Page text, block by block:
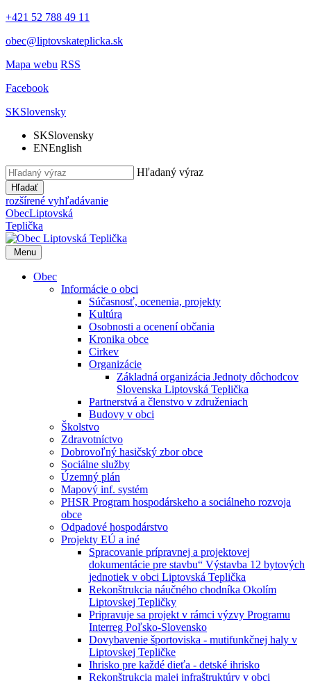
+421 52 788 49 11
obec@liptovskateplicka.sk
Mapa webu RSS
Facebook
SKSlovensky
SKSlovensky
ENEnglish
Hľadaný výraz
Hľadať
rozšírené vyhľadávanie
ObecLiptovská
Teplička
Menu
Obec
Informácie o obci
Súčasnosť, ocenenia, projekty
Kultúra
Osobnosti a ocenení občania
Kronika obce
Cirkev
Organizácie
Základná organizácia Jednoty dôchodcov
Slovenska Liptovská Teplička
Partnerstvá a členstvo v združeniach
Budovy v obci
Školstvo
Zdravotníctvo
Dobrovoľný hasičský zbor obce
Sociálne služby
Územný plán
Mapový inf. systém
PHSR Program hospodárskeho a sociálneho rozvoja
obce
Odpadové hospodárstvo
Projekty EÚ a iné
Spracovanie prípravnej a projektovej
dokumentácie pre stavbu“ Výstavba 12 bytových
jednotiek v obci Liptovská Teplička
Rekonštrukcia náučného chodníka Okolím
Liptovskej Tepličky
Pripravuje sa projekt v rámci výzvy Programu
Interreg Poľsko-Slovensko
Dovybavenie športoviska - mutifunkčnej haly v
Liptovskej Tepličke
Ihrisko pre každé dieťa - detské ihrisko
Rekonštrukcia malej infraštruktúry v obci